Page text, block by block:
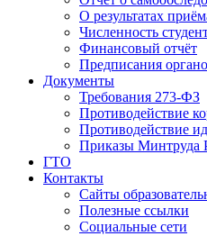
О результатах
Численность
Финансовый отчёт
Предписания
Документы
Требования 273-ФЗ
Противодействие
Противодействие
Приказы Минтруда
ГТО
Контакты
Сайты
Полезные ссылки
Социальные сети